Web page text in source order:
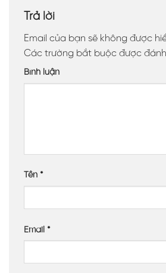
Trả lời
Email của bạn sẽ không được
Các trường bắt buộc được
Bình luận
Tên *
Email *